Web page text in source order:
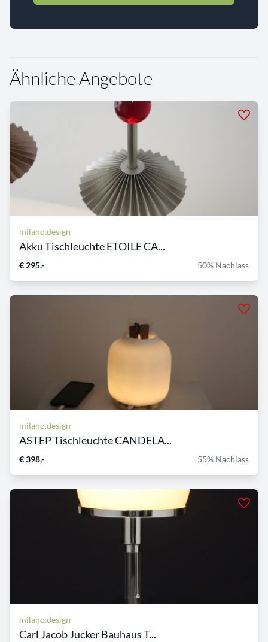
Ähnliche Angebote
milano.design
Akku Tischleuchte ETOILE CA...
€ 295,- 50% Nachlass
milano.design
ASTEP Tischleuchte CANDELA...
€ 398,- 55% Nachlass
milano.design
Carl Jacob Jucker Bauhaus T...